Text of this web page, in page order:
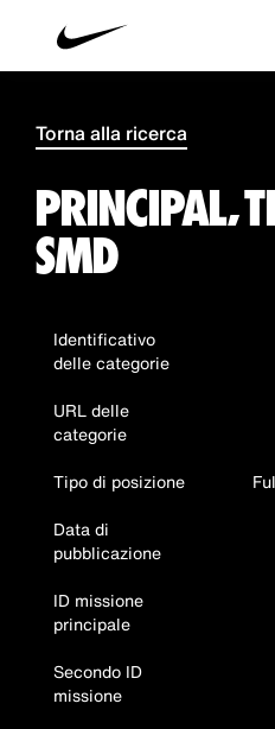
Torna alla ricerca
PRINCIPAL,
SMD
Identificativo
delle categorie
URL delle
categorie
Tipo di posizione
Data di
pubblicazione
ID missione
principale
Secondo ID
missione